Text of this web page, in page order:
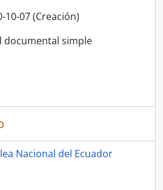
10-07 (Creación)
documental simple
Nacional del Ecuador